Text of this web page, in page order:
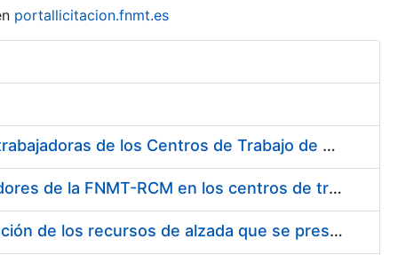
portallicitacion.fnmt.es
Suministro de Protectores Auditivos a medida para las personas trabajadoras de los Centros de Trabajo de Madrid y Burgos
Suministro de gafas graduadas antiproyecciones para los trabajadores de la FNMT-RCM en los centros de trabajo de Madrid y Burgos
Servicios de una empresa externa para el asesoramiento y resolución de los recursos de alzada que se presentan relacionados con procesos de selección para la FNMT-RCM